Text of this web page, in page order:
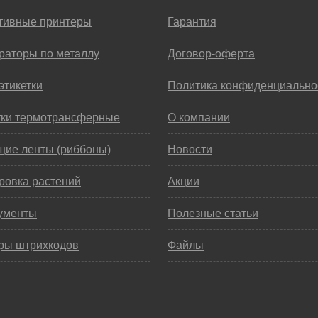
принтеры
по металлу
термотрансферные
ленты (риббоны)
растений
штрихкодов
Гарантия
Договор-оферта
Политика
О компании
Новости
Акции
Полезные статьи
Файлы